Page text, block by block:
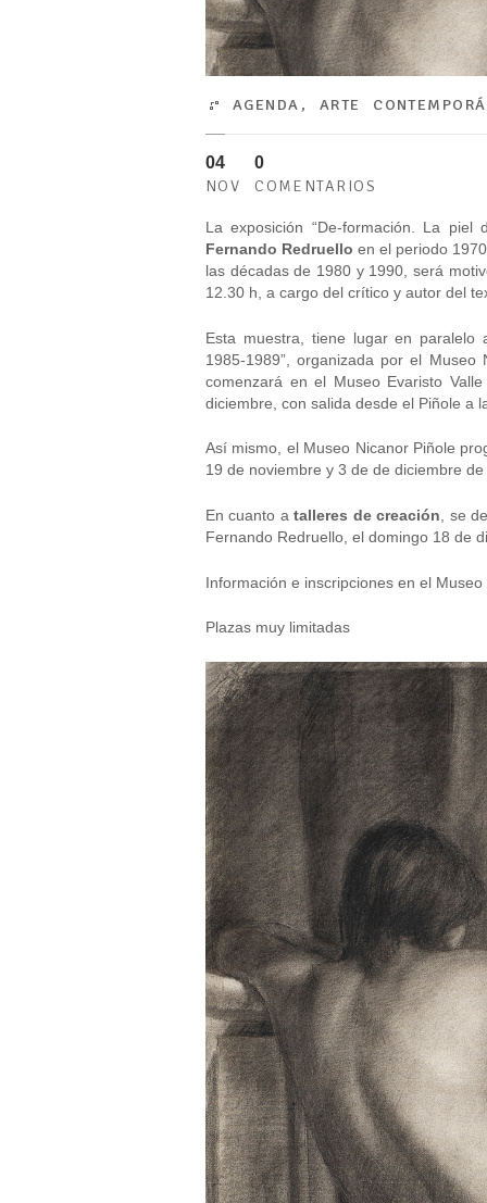
AGENDA , ARTE
04
NOV
0
COMENTARIOS
La exposición “De-formación. La
Fernando Redruello en el periodo
las décadas de 1980 y 1990, será
12.30 h, a cargo del crítico y autor del
Esta muestra, tiene lugar en paralelo
1985-1989”, organizada por el
comenzará en el Museo Evaristo
diciembre, con salida desde el Piñole a
Así mismo, el Museo Nicanor Piñole
19 de noviembre y 3 de de diciembre
En cuanto atalleres de creación , se
Fernando Redruello, el domingo 18 de
Información e inscripciones en el
Plazas muy limitadas